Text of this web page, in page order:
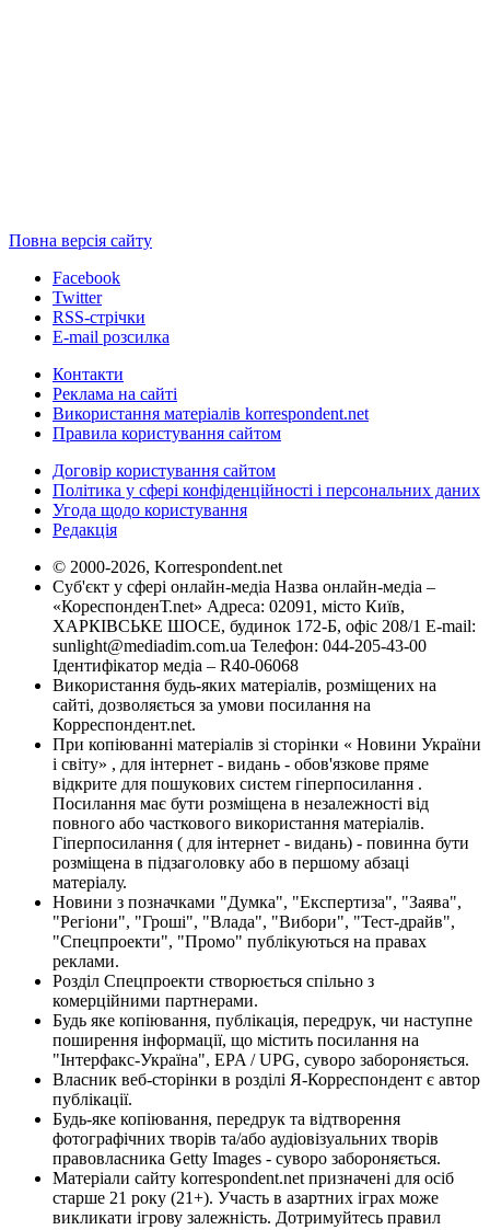
Повна версія сайту
Facebook
Twitter
RSS-стрічки
E-mail розсилка
Контакти
Реклама на сайті
Використання матеріалів korrespondent.net
Правила користування сайтом
Договір користування сайтом
Політика у сфері конфіденційності і персональних даних
Угода щодо користування
Редакція
© 2000-2026, Korrespondent.net
Суб'єкт у сфері онлайн-медіа Назва онлайн-медіа –
«КореспонденТ.net» Адреса: 02091, місто Київ,
ХАРКІВСЬКЕ ШОСЕ, будинок 172-Б, офіс 208/1 E-mail:
sunlight@mediadim.com.ua Телефон: 044-205-43-00
Ідентифікатор медіа – R40-06068
Використання будь-яких матеріалів, розміщених на
сайті, дозволяється за умови посилання на
Корреспондент.net.
При копіюванні матеріалів зі сторінки « Новини України
і світу» , для інтернет - видань - обов'язкове пряме
відкрите для пошукових систем гіперпосилання .
Посилання має бути розміщена в незалежності від
повного або часткового використання матеріалів.
Гіперпосилання ( для інтернет - видань) - повинна бути
розміщена в підзаголовку або в першому абзаці
матеріалу.
Новини з позначками "Думка", "Експертиза", "Заява",
"Регіони", "Гроші", "Влада", "Вибори", "Тест-драйв",
"Спецпроекти", "Промо" публікуються на правах
реклами.
Розділ Спецпроекти створюється спільно з
комерційними партнерами.
Будь яке копіювання, публікація, передрук, чи наступне
поширення інформації, що містить посилання на
"Інтерфакс-Україна", EPA / UPG, суворо забороняється.
Власник веб-сторінки в розділі Я-Корреспондент є автор
публікації.
Будь-яке копіювання, передрук та відтворення
фотографічних творів та/або аудіовізуальних творів
правовласника Getty Images - суворо забороняється.
Матеріали сайту korrespondent.net призначені для осіб
старше 21 року (21+). Участь в азартних іграх може
викликати ігрову залежність. Дотримуйтесь правил